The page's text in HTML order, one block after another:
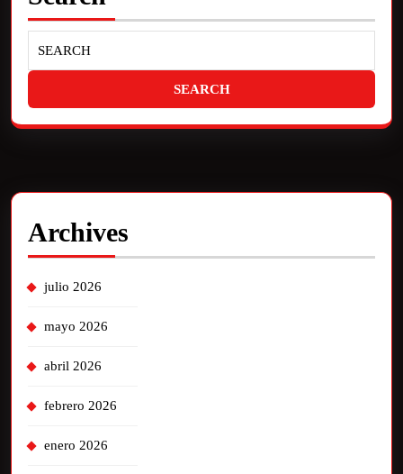
Archives
julio 2026
mayo 2026
abril 2026
febrero 2026
enero 2026